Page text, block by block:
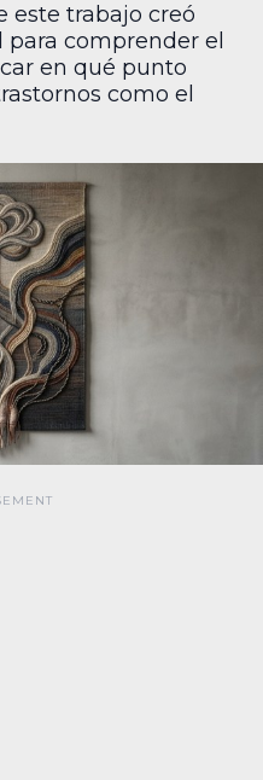
este trabajo creó
comprender el
en qué punto
como el